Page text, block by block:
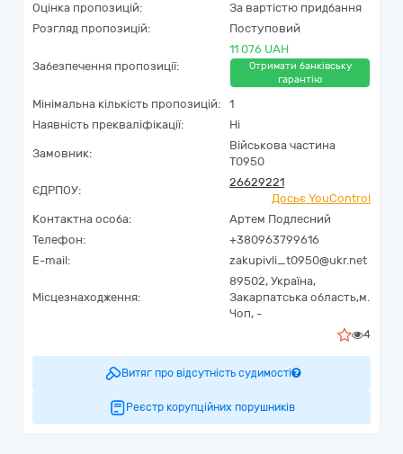
Оцінка пропозицій:
За вартістю придбання
Розгляд пропозицій:
Поступовий
Забезпечення пропозиції:
11 076 UAH
Отримати банківську
гарантію
Мінімальна кількість пропозицій:
1
Наявність прекваліфікації:
Ні
Замовник:
Військова частина
Т0950
ЄДРПОУ:
26629221
Досьє YouControl
Контактна особа:
Артем Подлесний
Телефон:
+380963799616
E-mail:
zakupivli_t0950@ukr.net
Місцезнаходження:
89502, Україна,
Закарпатська область,м.
Чоп, -
4
Витяг про відсутність судимості
Реєстр корупційних порушників